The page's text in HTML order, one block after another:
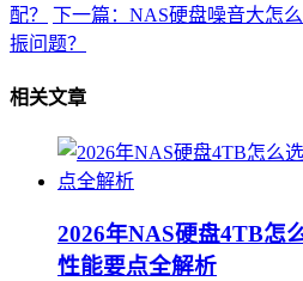
配？
下一篇：NAS硬盘噪音大怎
振问题？
相关文章
2026年NAS硬盘4TB怎
性能要点全解析